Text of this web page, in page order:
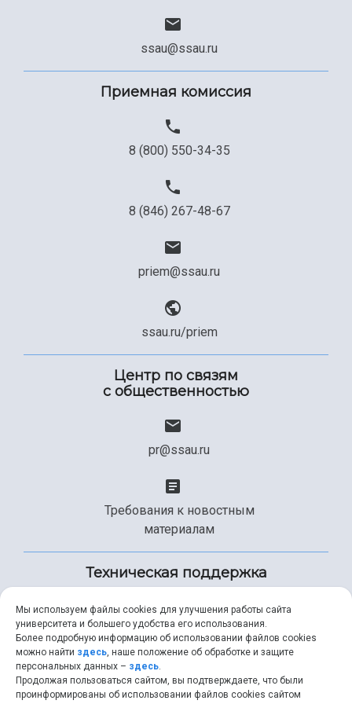
Официальные документы
ssau@ssau.ru
Приемная комиссия
8 (800) 550-34-35
8 (846) 267-48-67
priem@ssau.ru
ssau.ru/priem
Центр по связям
с общественностью
pr@ssau.ru
Требования к новостным
материалам
Техническая поддержка
+7 (846) 267-49-99
help@ssau.ru
Мы используем файлы cookies для улучшения работы сайта
университета и большего удобства его использования.
Более подробную информацию об использовании файлов cookies
можно найти здесь, наше положение об обработке и защите
персональных данных – здесь.
Продолжая пользоваться сайтом, вы подтверждаете, что были
проинформированы об использовании файлов cookies сайтом